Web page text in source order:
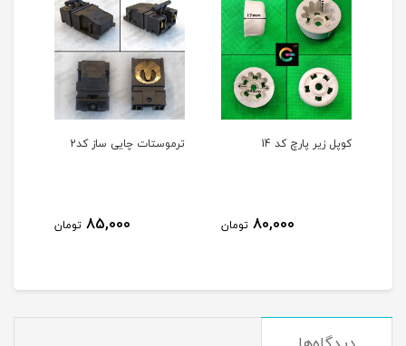
کوپل زیر پارچ کد 14
80,000 تومان
ترموستات چایی ساز کد2
85,000 تومان